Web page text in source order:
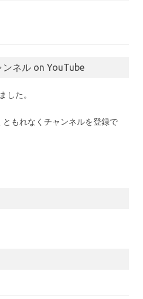
ネル on YouTube
した。
もれなくチャンネルを登録で